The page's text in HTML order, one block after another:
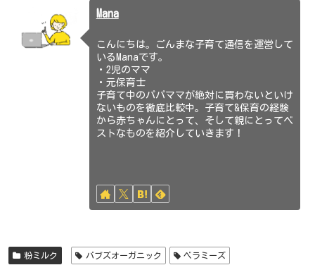
Mana
こんにちは。ごんまな子育て通信を運営して
いるManaです。
・2児のママ
・元保育士
子育て中のパパママが絶対に買わないといけ
ないものを徹底比較中。子育て&保育の経験
から赤ちゃんにとって、そして親にとってベ
ストなものを紹介していきます！
粉ミルク バブズオーガニック ベラミーズ